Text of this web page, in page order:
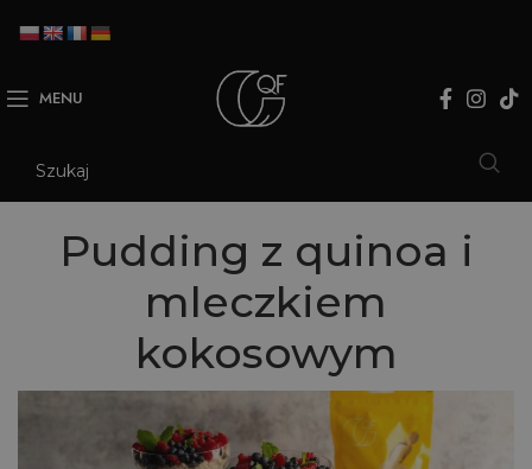
MENU
Pudding z quinoa i
mleczkiem
kokosowym